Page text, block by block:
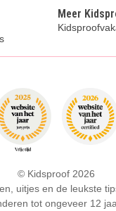
Meer
© Kidsproof 2026
uitjes en de leukste
tot ongeveer 12